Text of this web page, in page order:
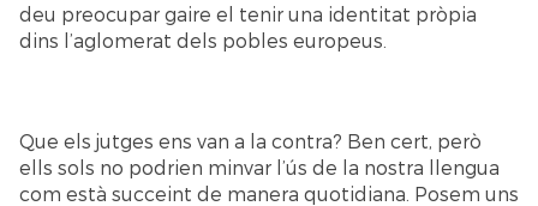
deu preocupar gaire el tenir una identitat pròpia
dins l’aglomerat dels pobles europeus.
Que els jutges ens van a la contra? Ben cert, però
ells sols no podrien minvar l’ús de la nostra llengua
com està succeint de manera quotidiana. Posem uns